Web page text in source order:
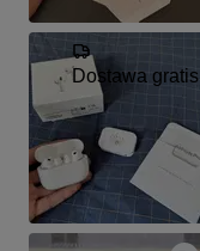
Dostawa gratis